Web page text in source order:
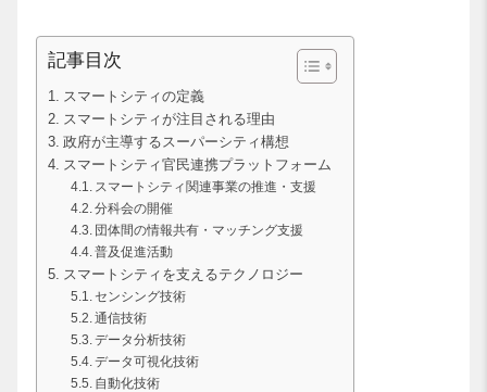
記事目次
スマートシティの定義
スマートシティが注目される理由
政府が主導するスーパーシティ構想
スマートシティ官民連携プラットフォーム
スマートシティ関連事業の推進・支援
分科会の開催
団体間の情報共有・マッチング支援
普及促進活動
スマートシティを支えるテクノロジー
センシング技術
通信技術
データ分析技術
データ可視化技術
自動化技術